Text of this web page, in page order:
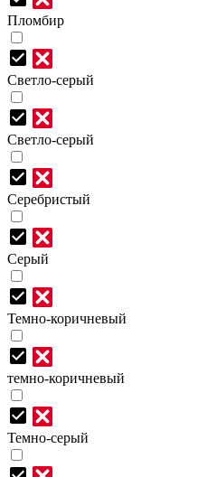
Пломбир
Светло-серый
Светло-серый
Серебристый
Серый
Темно-коричневый
темно-коричневый
Темно-серый